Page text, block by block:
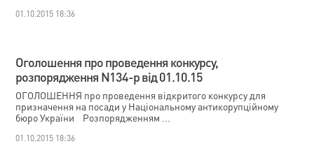
01.10.2015 18:36
Оголошення про проведення конкурсу,
розпорядження N134-р від 01.10.15
ОГОЛОШЕННЯ про проведення відкритого конкурсу для
призначення на посади у Національному антикорупційному
бюро України Розпорядженням ...
01.10.2015 18:36